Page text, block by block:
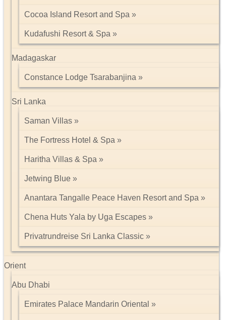
Cocoa Island Resort and Spa
Kudafushi Resort & Spa
Madagaskar
Constance Lodge Tsarabanjina
Sri Lanka
Saman Villas
The Fortress Hotel & Spa
Haritha Villas & Spa
Jetwing Blue
Anantara Tangalle Peace Haven Resort and Spa
Chena Huts Yala by Uga Escapes
Privatrundreise Sri Lanka Classic
Orient
Abu Dhabi
Emirates Palace Mandarin Oriental